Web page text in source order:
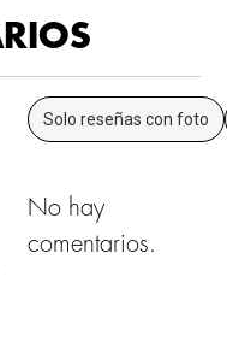
Solo reseñas con foto
No hay
comentarios.